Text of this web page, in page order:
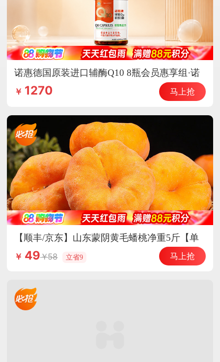
诺惠德国原装进口辅酶Q10 8瓶会员惠享组·诺
惠德国原装进口辅酶Q10
￥ 1270 马上抢
【顺丰/京东】山东蒙阴黄毛蟠桃净重5斤【单
果150g+】香甜多汁 皮薄核小
￥ 49 58 立省9 马上抢